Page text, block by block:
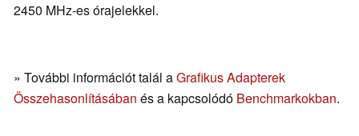
2450 MHz-es órajelekkel.
» További információt talál aGrafikus Adapterek
Összehasonlításában és a kapcsolódó Benchmarkokban.